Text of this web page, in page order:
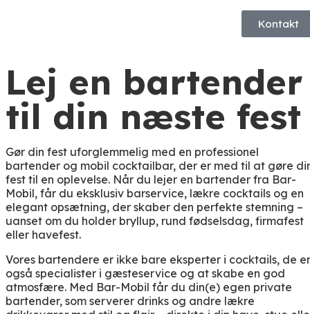
Kontakt
Lej en bartender
til din næste fest
Gør din fest uforglemmelig med en professionel
bartender og mobil cocktailbar, der er med til at gøre
fest til en oplevelse. Når du lejer en bartender fra Bar-
Mobil, får du eksklusiv barservice, lækre cocktails og en
elegant opsætning, der skaber den perfekte stemning –
uanset om du holder bryllup, rund fødselsdag, firmafest
eller havefest.
Vores bartendere er ikke bare eksperter i cocktails, de er
også specialister i gæsteservice og at skabe en god
atmosfære. Med Bar-Mobil får du din(e) egen private
bartender, som serverer drinks og andre lækre